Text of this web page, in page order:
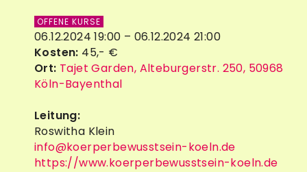
OFFENE KURSE
06.12.2024 19:00 – 06.12.2024 21:00
Kosten: 45,- €
Ort: Tajet Garden, Alteburgerstr. 250, 50968
Köln-Bayenthal
Leitung:
Roswitha Klein
info@koerperbewusstsein-koeln.de
https://www.koerperbewusstsein-koeln.de